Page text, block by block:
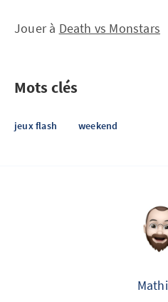
Jouer à Death vs Monstars
Mots clés
jeux flash weekend